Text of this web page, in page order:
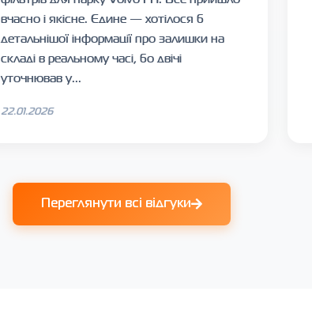
вчасно і якісне. Єдине — хотілося б
детальнішої інформації про залишки на
складі в реальному часі, бо двічі
уточнював у...
22.01.2026
Переглянути всі відгуки